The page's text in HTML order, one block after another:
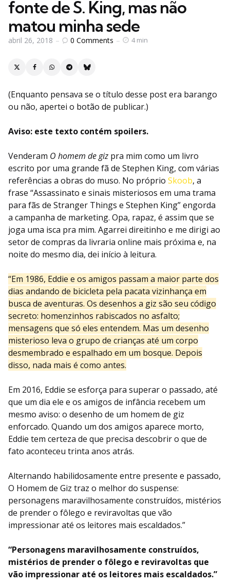
fonte de S. King, mas não
matou minha sede
abril 26, 2018 0 Comments 4 min
(Enquanto pensava se o título desse post era barango
ou não, apertei o botão de publicar.)
Aviso: este texto contém spoilers.
Venderam O homem de giz pra mim como um livro
escrito por uma grande fã de Stephen King, com várias
referências a obras do muso. No próprio Skoob, a
frase “Assassinato e sinais misteriosos em uma trama
para fãs de Stranger Things e Stephen King” engorda
a campanha de marketing. Opa, rapaz, é assim que se
joga uma isca pra mim. Agarrei direitinho e me dirigi ao
setor de compras da livraria online mais próxima e, na
noite do mesmo dia, dei início à leitura.
“Em 1986, Eddie e os amigos passam a maior parte dos
dias andando de bicicleta pela pacata vizinhança em
busca de aventuras. Os desenhos a giz são seu código
secreto: homenzinhos rabiscados no asfalto;
mensagens que só eles entendem. Mas um desenho
misterioso leva o grupo de crianças até um corpo
desmembrado e espalhado em um bosque. Depois
disso, nada mais é como antes.
Em 2016, Eddie se esforça para superar o passado, até
que um dia ele e os amigos de infância recebem um
mesmo aviso: o desenho de um homem de giz
enforcado. Quando um dos amigos aparece morto,
Eddie tem certeza de que precisa descobrir o que de
fato aconteceu trinta anos atrás.
Alternando habilidosamente entre presente e passado,
O Homem de Giz traz o melhor do suspense:
personagens maravilhosamente construídos, mistérios
de prender o fôlego e reviravoltas que vão
impressionar até os leitores mais escaldados.”
“Personagens maravilhosamente construídos,
mistérios de prender o fôlego e reviravoltas que
vão impressionar até os leitores mais escaldados.”